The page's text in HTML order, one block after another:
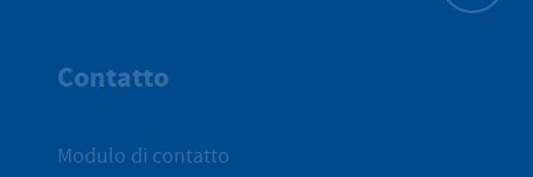
Contatto
Modulo di contatto